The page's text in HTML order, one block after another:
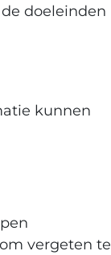
doeleinden
kunnen
vergeten te